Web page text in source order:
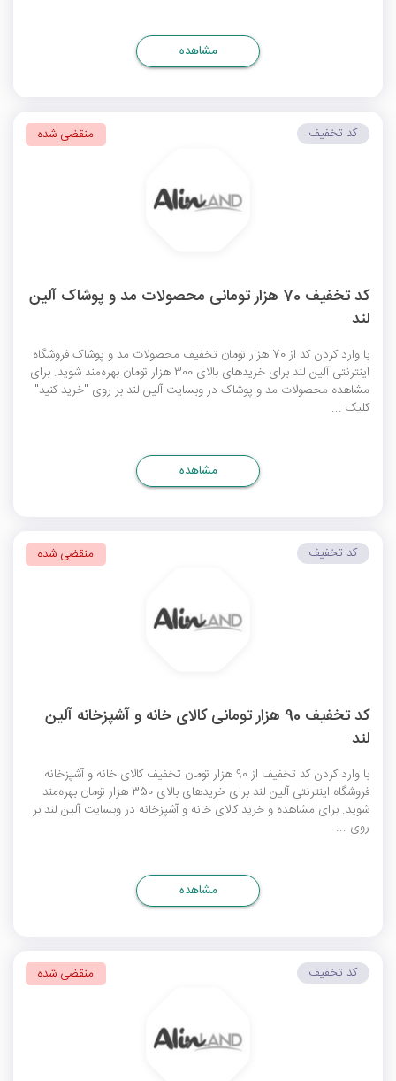
مشاهده
کد تخفیف 70 هزار تومانی محصولات مد و پوشاک آلین
لند
با وارد کردن کد از 70 هزار تومان تخفیف محصولات مد و پوشاک فروشگاه
اینترنتی آلین لند برای خریدهای بالای 300 هزار تومان بهره‌مند شوید. برای
مشاهده محصولات مد و پوشاک در وبسایت آلین لند بر روی "خرید کنید"
کلیک ...
کد تخفیف منقضی شده
مشاهده
کد تخفیف 90 هزار تومانی کالای خانه و آشپزخانه آلین
لند
با وارد کردن کد تخفیف از 90 هزار تومان تخفیف کالای خانه و آشپزخانه
فروشگاه اینترنتی آلین لند برای خریدهای بالای 350 هزار تومان بهره‌مند
شوید. برای مشاهده و خرید کالای خانه و آشپزخانه در وبسایت آلین لند بر
روی ...
کد تخفیف منقضی شده
مشاهده
کد تخفیف منقضی شده